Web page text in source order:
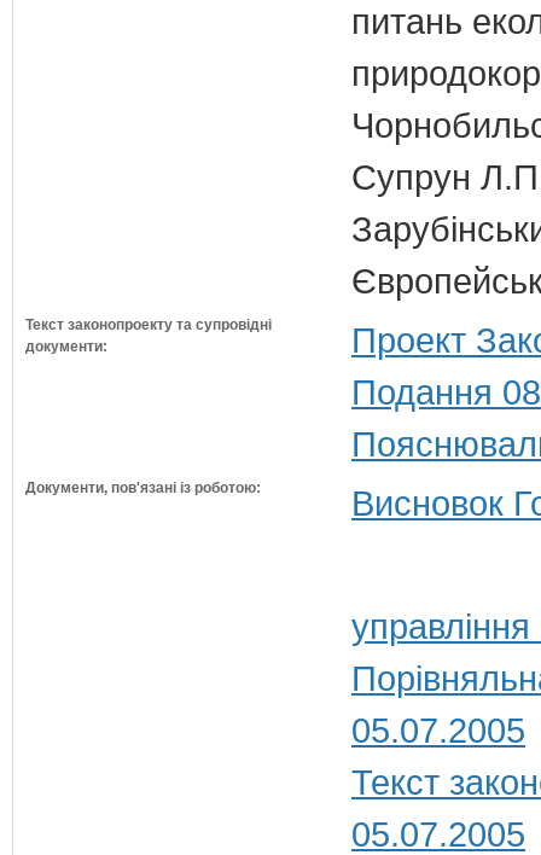
питань
Супрун
Текст законопроекту та супровідні
документи:
Проект
Подання
Документи, пов'язані із роботою: Висновок
05.07.2005
Текст
05.07.2005